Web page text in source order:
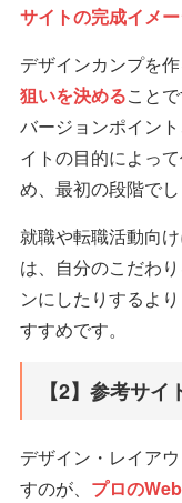
サイトの完成イメ
デザインカンプを作
狙いを決めること
バージョンポイン
イトの目的によっ
め、最初の段階で
就職や転職活動向
は、自分のこだわ
ンにしたりするよ
すすめです。
【2】参考サ
デザイン・レイア
すのが、 プロの